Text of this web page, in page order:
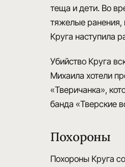
теща и дети. Во
тяжелые ранения,
Круга наступила
Убийство Круга
Михаила хотели
«Тверичанка»,
банда «Тверские
Похороны
Похороны Круга